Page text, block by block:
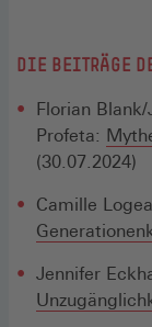
DIE BEITRÄGE
Florian
Profeta:
(30.07.2024)
Camille
Jennifer